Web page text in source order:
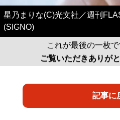
星乃まりな(C)光文社／週刊
(SIGNO)
これが最後の一枚で
ご覧いただきありが
記事に